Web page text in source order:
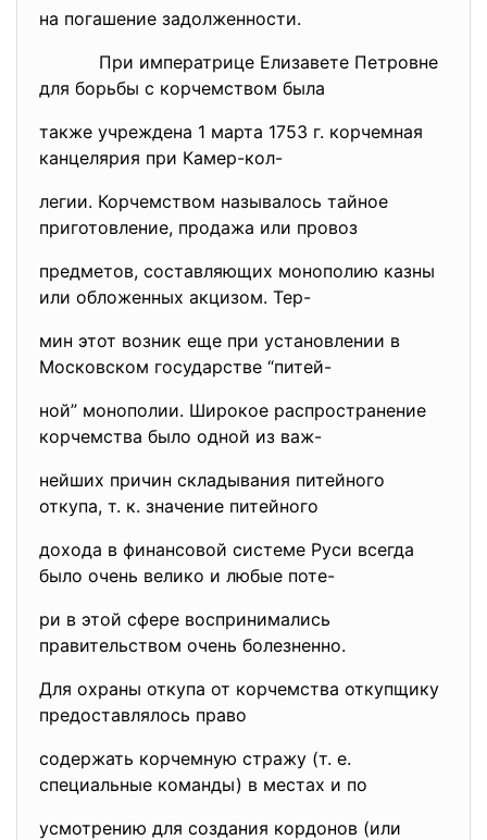
на погашение задолженности.
При императрице Елизавете Петровне
для борьбы с корчемством была
также учреждена 1 марта 1753 г. корчемная
канцелярия при Камер-кол-
легии. Корчемством называлось тайное
приготовление, продажа или провоз
предметов, составляющих монополию казны
или обложенных акцизом. Тер-
мин этот возник еще при установлении в
Московском государстве “питей-
ной” монополии. Широкое распространение
корчемства было одной из важ-
нейших причин складывания питейного
откупа, т. к. значение питейного
дохода в финансовой системе Руси всегда
было очень велико и любые поте-
ри в этой сфере воспринимались
правительством очень болезненно.
Для охраны откупа от корчемства откупщику
предоставлялось право
содержать корчемную стражу (т. е.
специальные команды) в местах и по
усмотрению для создания кордонов (или